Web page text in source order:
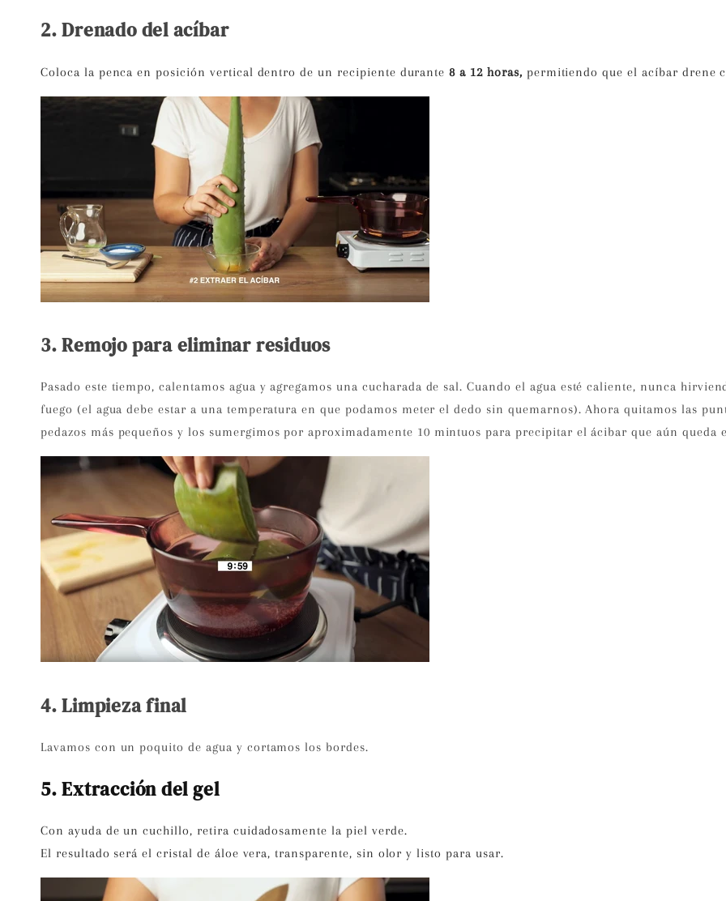
2. Drenado del acíbar
Coloca la penca en posición vertical dentro de un recipiente durante 8 a 12 horas, permitiendo que el acíbar drene
3. Remojo para eliminar residuos
Pasado este tiempo, calentamos agua y agregamos una cucharada de sal. Cuando el agua esté caliente, nunca
fuego (el agua debe estar a una temperatura en que podamos meter el dedo sin quemarnos). Ahora quitamos las
pedazos más pequeños y los sumergimos por aproximadamente 10 mintuos para precipitar el ácibar que aún queda
4. Limpieza final
Lavamos con un poquito de agua y cortamos los bordes.
5. Extracción del gel
Con ayuda de un cuchillo, retira cuidadosamente la piel verde.
El resultado será el cristal de áloe vera, transparente, sin olor y listo para usar.